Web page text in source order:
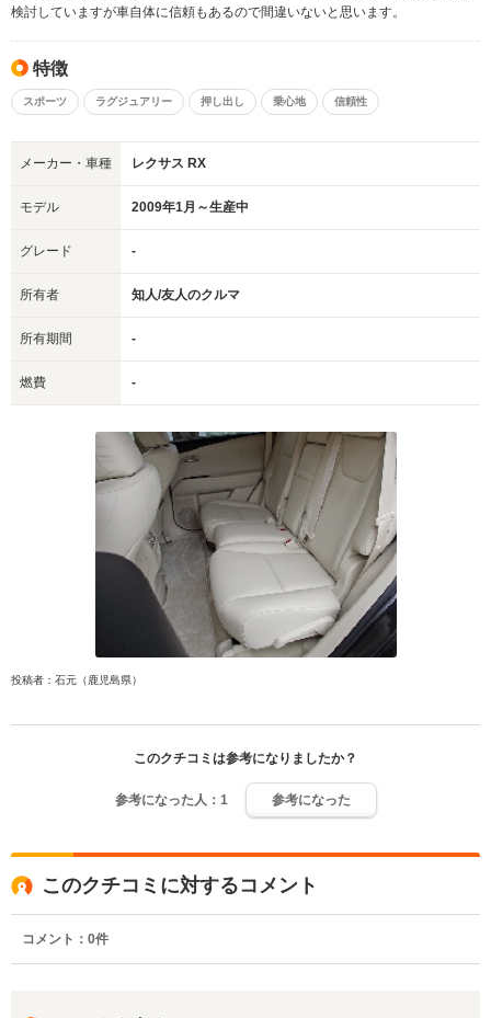
検討していますが車自体に信頼もあるので間違いないと思います。
特徴
スポーツ ラグジュアリー 押し出し 乗心地 信頼性
メーカー・車種 レクサス RX
モデル 2009年1月～生産中
グレード -
所有者 知人/友人のクルマ
所有期間 -
燃費 -
投稿者：石元（鹿児島県）
このクチコミは参考になりましたか？
参考になった人： 1 参考になった
このクチコミに対するコメント
コメント： 0件